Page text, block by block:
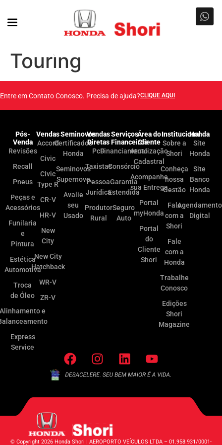
Touring
Entre em Contato Conosco. Precisa de ajuda?CLIQUE AQUI
Pós-
Venda
Revisões
Recall
Pneus
Peças e
Acessórios
Funilaria
e
Pintura
Estética
Automotiva
Troca
de Óleo
Alinhamento e
Express
Service
Vendas
Accord
Civic
Civic
Type R
CR-V
HR-V
New
City
New City
Hatchback
WR-V
ZR-V
Seminovos
Certificados
Honda
Seminovos
Supernovo
Avalie
seu
Usado
Vendas
Diretas
PcD
Taxistas
Pessoa
Jurídica
Produtor
Rural
Serviços
Financeiros
Financiamento
Consórcio
Garantia
Estendida
Seguro
Auto
Área do
Cliente
Atualização
Cadastral
Acompanhe
sua Entrega
Portal
myHonda
Portal
do
Cliente
Shori
Institucional
Sobre a
Shori
Conheça
nossa
Gestão
Fale
com a
Shori
Fale
com a
Honda
Trabalhe
Conosco
Edições
Shori
Magazine
Honda
Site
Honda
Site
Banco
Honda
Agendamento
Digital
© Copyright 2026 Honda Shori | AEROPORTO VEÍCULOS LTDA – 01.958.931/0001-